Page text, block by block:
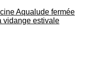
Aqualude fermée
vidange estivale